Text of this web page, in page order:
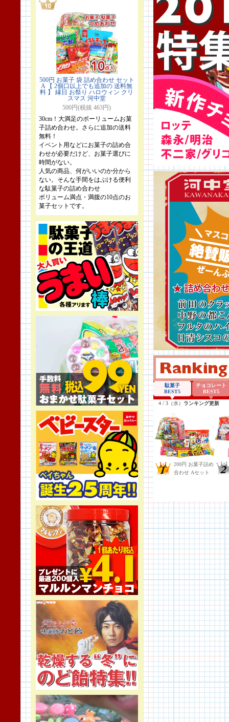
500円 お菓子 袋 詰め合わせ セット
A 【 2個口以上でも追加の 送料無
料 】 縁日 お祭り ハロウィン クリ
スマス 河中堂
500円(税抜 463円)
30cm！大満足のボーリュームお菓
子詰め合わせ。さらに追加の送料
無料！
イベント用などにお菓子の詰め合
わせが必要だけど、お菓子選びに
時間がない。
人気の商品、何がいいのか分から
ない。そんな手間をはぶける便利
な駄菓子の詰め合わせ
ボリューム満点・満腹の10点のお
菓子セットです。